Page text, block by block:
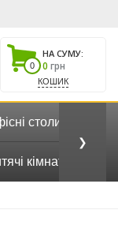
0
НА СУМУ:
0 грн
КОШИК
столи
кімнати
❯